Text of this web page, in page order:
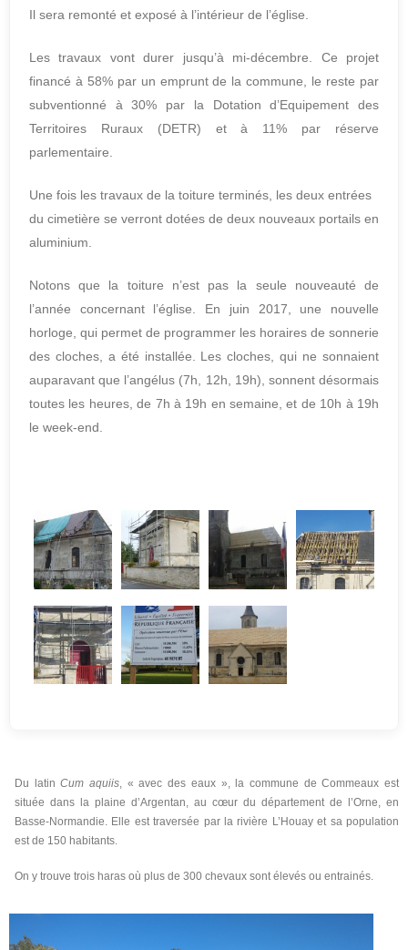
Il sera remonté et exposé à l’intérieur de l’église.
Les travaux vont durer jusqu’à mi-décembre. Ce projet
financé à 58% par un emprunt de la commune, le reste par
subventionné à 30% par la Dotation d’Equipement des
Territoires Ruraux (DETR) et à 11% par réserve
parlementaire.
Une fois les travaux de la toiture terminés, les deux entrées
du cimetière se verront dotées de deux nouveaux portails en
aluminium.
Notons que la toiture n’est pas la seule nouveauté de
l’année concernant l’église. En juin 2017, une nouvelle
horloge, qui permet de programmer les horaires de sonnerie
des cloches, a été installée. Les cloches, qui ne sonnaient
auparavant que l’angélus (7h, 12h, 19h), sonnent désormais
toutes les heures, de 7h à 19h en semaine, et de 10h à 19h
le week-end.
Du latinCum aquiis, « avec des eaux », la commune de Commeaux est
située dans la plaine d’Argentan, au cœur du département de l’Orne, en
Basse-Normandie. Elle est traversée par la rivière L’Houay et sa population
est de 150 habitants.
On y trouve trois haras où plus de 300 chevaux sont élevés ou entrainés.